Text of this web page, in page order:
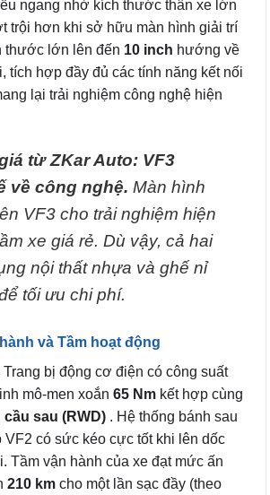
ngang nhờ kích thước thân xe lớn
trội hơn khi sở hữu màn hình giải trí
thước lớn lên đến 10 inch hướng về
tích hợp đầy đủ các tính năng kết nối
lại trải nghiệm công nghệ hiện
từ ZKar Auto: VF3
về công nghệ. Màn hình
VF3 cho trải nghiệm hiện
xe giá rẻ. Dù vậy, cả hai
nội thất nhựa và ghế nỉ
tối ưu chi phí.
và Tầm hoạt động
Trang bị động cơ điện có công suất
mô-men xoắn 65 Nm kết hợp cùng
cầu sau (RWD) . Hệ thống bánh sau
VF2 có sức kéo cực tốt khi lên dốc
Tầm vận hành của xe đạt mức ấn
210 km cho một lần sạc đầy (theo